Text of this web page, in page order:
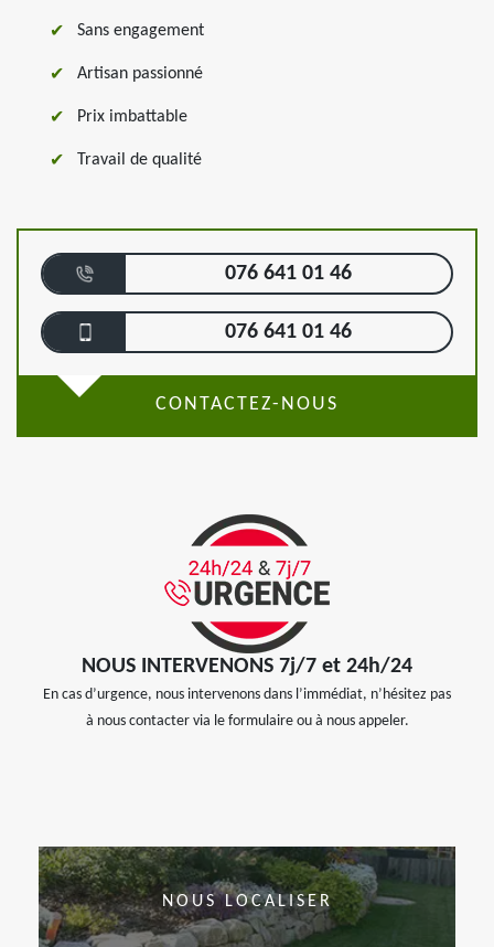
Sans engagement
Artisan passionné
Prix imbattable
Travail de qualité
076 641 01 46
076 641 01 46
CONTACTEZ-NOUS
NOUS INTERVENONS 7j/7 et 24h/24
En cas d’urgence, nous intervenons dans l’immédiat, n’hésitez pas
à nous contacter via le formulaire ou à nous appeler.
NOUS LOCALISER